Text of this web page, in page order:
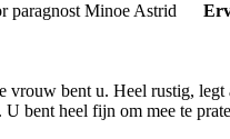
vrouw bent u. Heel rustig,
U bent heel fijn om mee te